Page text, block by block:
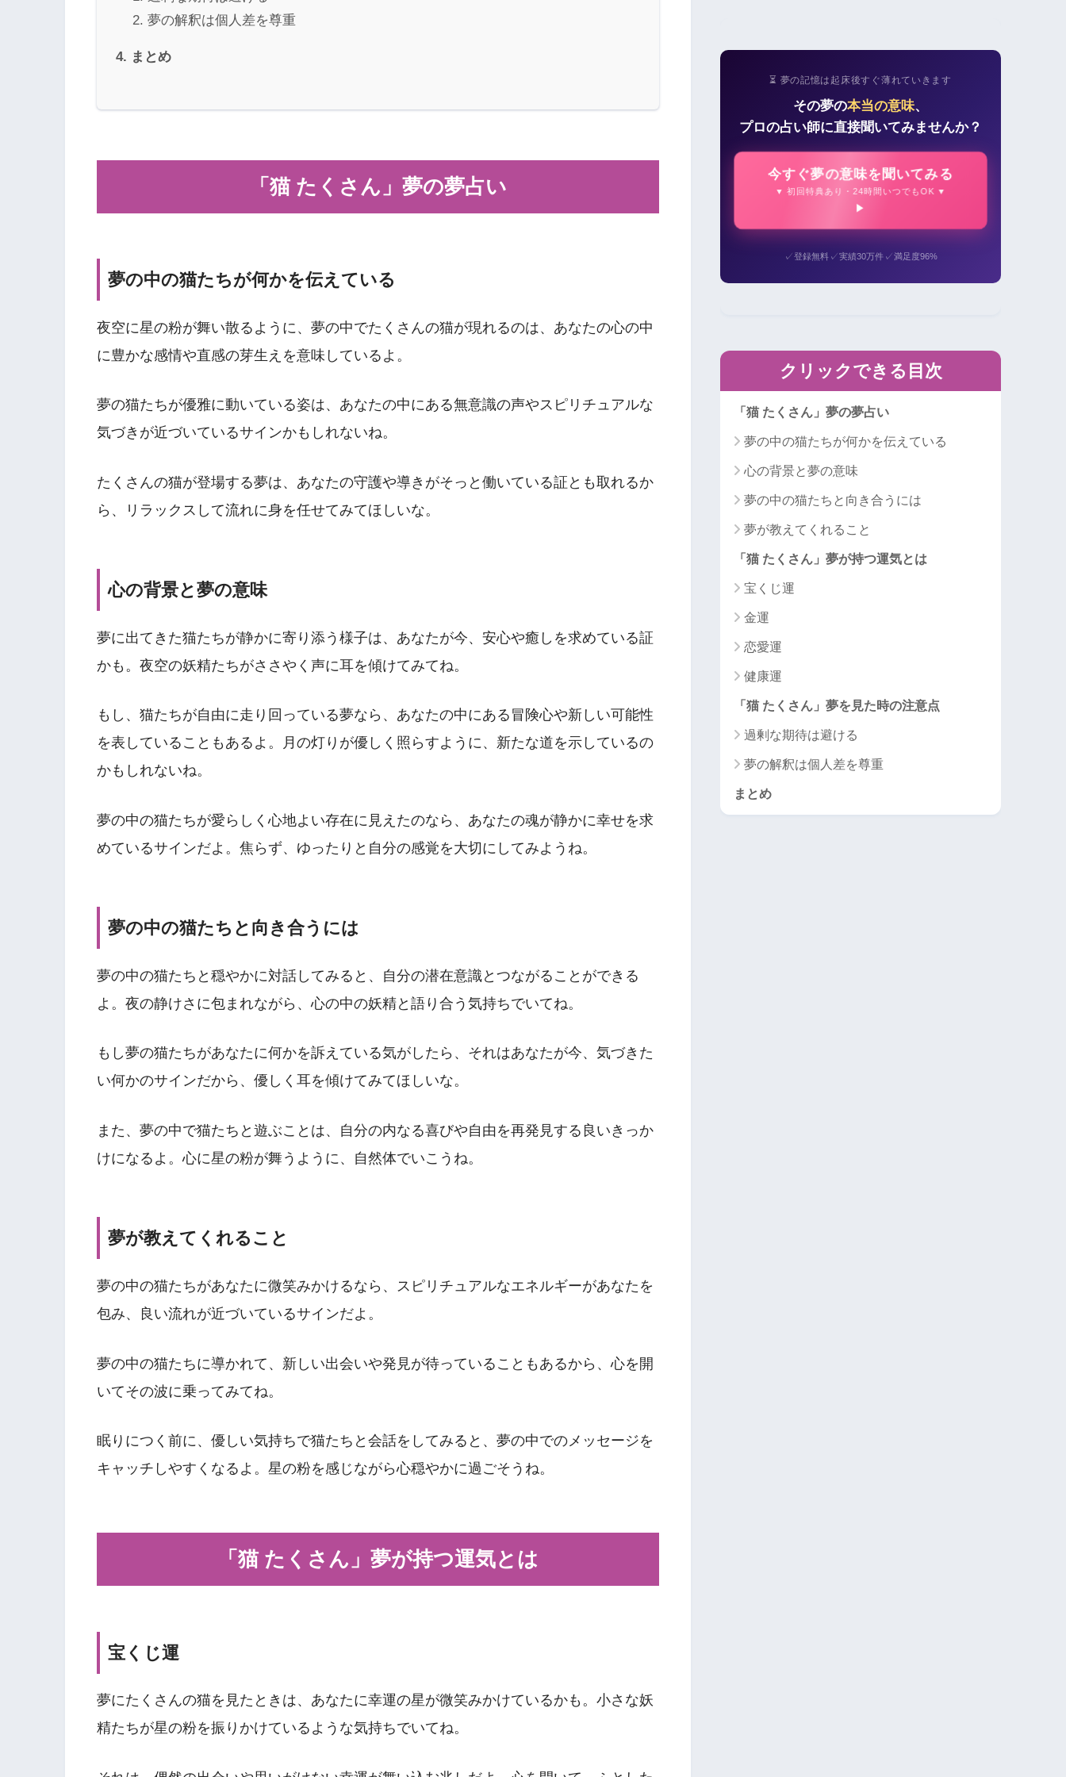
夢の解釈は個人差を尊重
まとめ
「猫 たくさん」夢の夢占い
夢の中の猫たちが何かを伝えている
夜空に星の粉が舞い散るように、夢の中でたくさんの猫が現れるのは、あなたの心の中
に豊かな感情や直感の芽生えを意味しているよ。
夢の猫たちが優雅に動いている姿は、あなたの中にある無意識の声やスピリチュアルな
気づきが近づいているサインかもしれないね。
たくさんの猫が登場する夢は、あなたの守護や導きがそっと働いている証とも取れるか
ら、リラックスして流れに身を任せてみてほしいな。
心の背景と夢の意味
夢に出てきた猫たちが静かに寄り添う様子は、あなたが今、安心や癒しを求めている証
かも。夜空の妖精たちがささやく声に耳を傾けてみてね。
もし、猫たちが自由に走り回っている夢なら、あなたの中にある冒険心や新しい可能性
を表していることもあるよ。月の灯りが優しく照らすように、新たな道を示しているの
かもしれないね。
夢の中の猫たちが愛らしく心地よい存在に見えたのなら、あなたの魂が静かに幸せを求
めているサインだよ。焦らず、ゆったりと自分の感覚を大切にしてみようね。
夢の中の猫たちと向き合うには
夢の中の猫たちと穏やかに対話してみると、自分の潜在意識とつながることができる
よ。夜の静けさに包まれながら、心の中の妖精と語り合う気持ちでいてね。
もし夢の猫たちがあなたに何かを訴えている気がしたら、それはあなたが今、気づきた
い何かのサインだから、優しく耳を傾けてみてほしいな。
また、夢の中で猫たちと遊ぶことは、自分の内なる喜びや自由を再発見する良いきっか
けになるよ。心に星の粉が舞うように、自然体でいこうね。
夢が教えてくれること
夢の中の猫たちがあなたに微笑みかけるなら、スピリチュアルなエネルギーがあなたを
包み、良い流れが近づいているサインだよ。
夢の中の猫たちに導かれて、新しい出会いや発見が待っていることもあるから、心を開
いてその波に乗ってみてね。
眠りにつく前に、優しい気持ちで猫たちと会話をしてみると、夢の中でのメッセージを
キャッチしやすくなるよ。星の粉を感じながら心穏やかに過ごそうね。
「猫 たくさん」夢が持つ運気とは
宝くじ運
夢にたくさんの猫を見たときは、あなたに幸運の星が微笑みかけているかも。小さな妖
精たちが星の粉を振りかけているような気持ちでいてね。
⏳ 夢の記憶は起床後すぐ薄れていきます
その夢の本当の意味、
プロの占い師に直接聞いてみませんか？
今すぐ夢の意味を聞いてみる
▼ 初回特典あり・24時間いつでもOK ▼
✓登録無料 ✓実績30万件 ✓満足度96%
クリックできる目次
「猫 たくさん」夢の夢占い
夢の中の猫たちが何かを伝えている
心の背景と夢の意味
夢の中の猫たちと向き合うには
夢が教えてくれること
「猫 たくさん」夢が持つ運気とは
宝くじ運
金運
恋愛運
健康運
「猫 たくさん」夢を見た時の注意点
過剰な期待は避ける
夢の解釈は個人差を尊重
まとめ